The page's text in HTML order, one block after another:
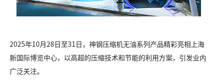
2025年10月28日至31日，神钢压缩机无油系列产品精彩亮相上海
新国际博览中心，以高超的压缩技术和节能的利用方案，引发业内
广泛关注。